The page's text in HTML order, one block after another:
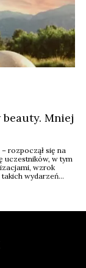
Mniej
rozpoczął się na
uczestników, w tym
wzrok
takich wydarzeń